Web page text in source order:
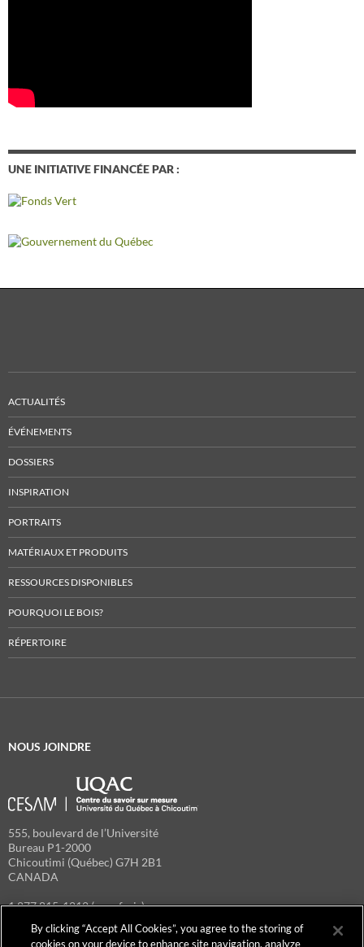
UNE INITIATIVE FINANCÉE PAR :
ACTUALITÉS
ÉVÉNEMENTS
DOSSIERS
INSPIRATION
PORTRAITS
MATÉRIAUX ET PRODUITS
RESSOURCES DISPONIBLES
POURQUOI LE BOIS?
RÉPERTOIRE
NOUS JOINDRE
555, boulevard de l’Université
Bureau P1-2000
Chicoutimi (Québec) G7H 2B1
CANADA
1 877 815-1212 (sans frais)
espace-bois@uqac.ca
By clicking “Accept All Cookies”, you agree to the storing of
cookies on your device to enhance site navigation, analyze